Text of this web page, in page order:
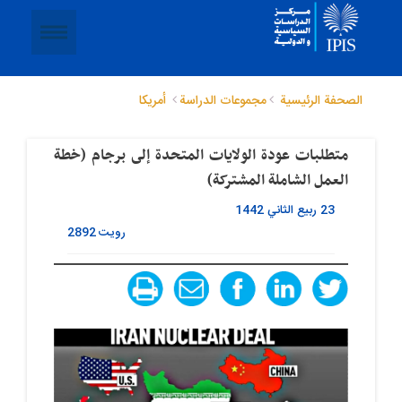
الصحفة الرئيسية مجموعات الدراسة أمريكا
متطلبات عودة الولایات المتحدة إلى برجام (خطة
العمل الشاملة المشترکة)
23 ربيع الثاني 1442
رویت2892